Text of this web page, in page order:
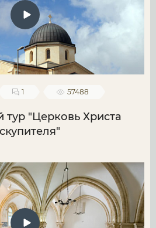
1 57488
тур "Церковь Христа